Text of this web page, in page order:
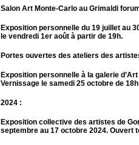
Salon Art Monte-Carlo au Grimaldi
Exposition personnelle du 19 juillet au
le vendredi 1er août à partir de 19h.
Portes ouvertes des ateliers des
Exposition personnelle à la galerie
Vernissage le samedi 25 octobre de
2024 :
Exposition collective des artistes de
septembre au 17 octobre 2024. Ouvert